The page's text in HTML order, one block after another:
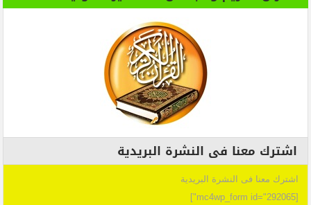
اشترك معنا فى النشرة البريدية
اشترك معنا فى النشرة البريدية
[mc4wp_form id="292065"]